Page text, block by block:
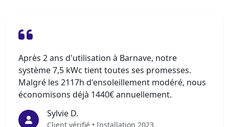
Après 2 ans d'utilisation à Barnave, notre
système 7,5 kWc tient toutes ses promesses.
Malgré les 2117h d'ensoleillement modéré, nous
économisons déjà 1440€ annuellement.
Sylvie D.
Client vérifié • Installation 2023